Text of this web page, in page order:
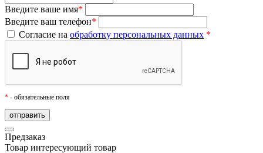
Введите ваше имя*
Введите ваш телефон*
Согласие на обработку персональных данных *
* - обязательные поля
Предзаказ
Товар интересующий товар